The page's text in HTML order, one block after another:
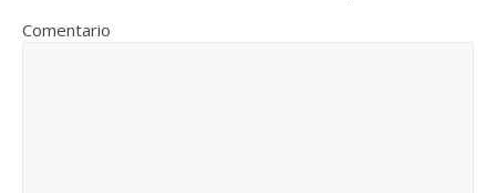
Comentario